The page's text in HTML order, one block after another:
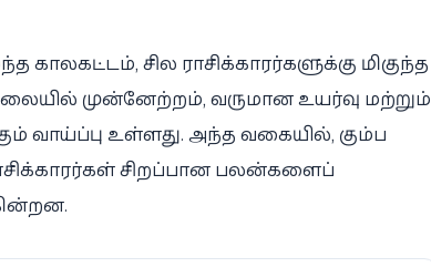
காலகட்டம், சில ராசிக்காரர்களுக்கு மிகுந்த
முன்னேற்றம், வருமான உயர்வு மற்றும்
வாய்ப்பு உள்ளது. அந்த வகையில், கும்ப
சிறப்பான பலன்களைப்